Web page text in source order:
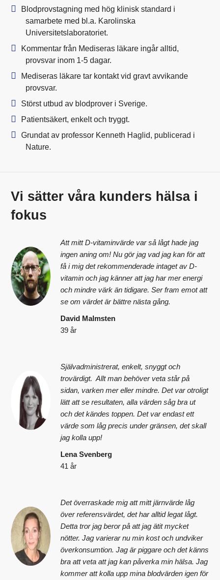
Blodprovstagning med hög klinisk standard i
samarbete med bl.a. Karolinska
Universitetslaboratoriet.
Kommentar från Mediseras läkare ingår alltid,
provsvar inom 1-5 dagar.
Mediseras läkare tar kontakt vid gravt avvikande
provsvar.
Störst utbud av blodprover i Sverige.
Patientsäkert, enkelt och tryggt.
Grundat av professor Kenneth Haglid, publicerad i
Nature.
Vi sätter våra kunders hälsa i
fokus
Att mitt D-vitaminvärde var så lågt hade jag
ingen aning om! Nu gör jag vad jag kan för att
få i mig det rekommenderade intaget av D-
vitamin och jag känner att jag har mer energi
och mindre värk än tidigare. Ser fram emot att
se om värdet är bättre nästa gång.
David Malmsten
39 år
Självadministrerat, enkelt, snyggt och
trovärdigt. Allt man behöver veta står på
sidan, varken mer eller mindre. Det var otroligt
lätt att se resultaten, alla värden såg bra ut
och det kändes toppen. Det var endast ett
värde som låg precis under gränsen, det skall
jag kolla upp!
Lena Svenberg
41 år
Det överraskade mig att mitt järnvärde låg
över referensvärdet, det har alltid legat lågt.
Detta tror jag beror på att jag ätit mycket
nötter. Jag varierar nu min kost och undviker
överkonsumtion. Jag är piggare och det känns
bra att veta att jag kan påverka min hälsa. Jag
kommer att kolla upp mina blodvärden igen för